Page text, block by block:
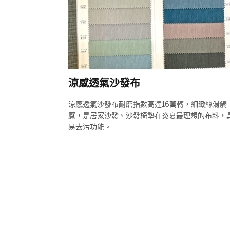
涼感透氣沙發布
涼感透氣沙發布耐磨指數高達16萬轉，細緻絲滑觸
感，是居家沙發、沙發椅墊在炎夏最理想的布料，
易去污功能。